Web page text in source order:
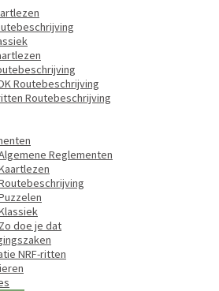
Routebeschrijving
Routebeschrijving
Reglementen
Zo doe je dat
NRF-ritten